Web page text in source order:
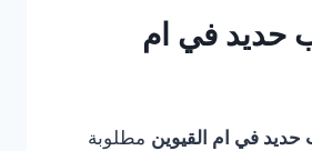
حديد في ام
حديد في ام القيوين مطلوبة